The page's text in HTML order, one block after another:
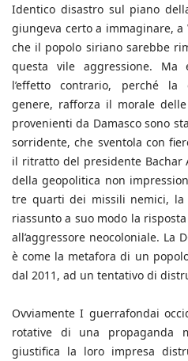
Identico disastro sul piano
giungeva certo a immaginare, a
che il popolo siriano sarebbe
questa vile aggressione. Ma
l’effetto contrario, perché la
genere, rafforza il morale
provenienti da Damasco sono
sorridente, che sventola con
il ritratto del presidente Bachar
della geopolitica non
tre quarti dei missili nemici, la
riassunto a suo modo la
all’aggressore neocoloniale. La
è come la metafora di un
dal 2011, ad un tentativo di
Ovviamente I guerrafondai
rotative di una propaganda
giustifica la loro impresa